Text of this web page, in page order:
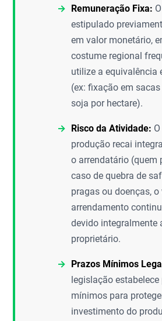
Remuneração Fixa:
estipulado
em valor monetário,
costume regional
utilize a equivalência
(ex: fixação em
soja por hectare).
Risco da Atividade:
produção recai
o arrendatário (quem
caso de quebra de
pragas ou doenças,
arrendamento
devido integralmente
proprietário.
Prazos Mínimos
legislação estabelece
mínimos para
investimento do